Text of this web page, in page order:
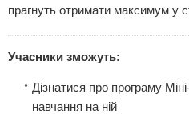
прагнуть отримати максимум у
Учасники зможуть:
Дізнатися про програму
навчання на ній